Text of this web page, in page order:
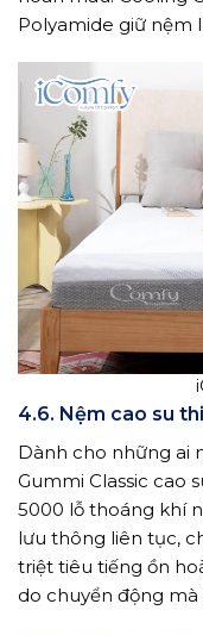
Polyamide giữ nệm
4.6. Nệm cao su
Dành cho những ai
Gummi Classic cao
5000 lỗ thoáng khí
lưu thông liên tục,
triệt tiêu tiếng ồn
do chuyển động